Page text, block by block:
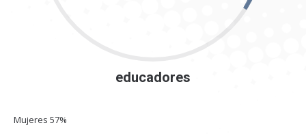
educadores
Mujeres 57%